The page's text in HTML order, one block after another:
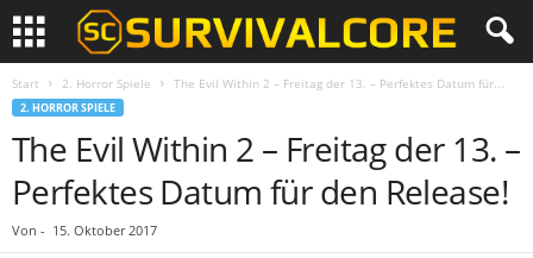
Start 2. Horror Spiele The Evil Within 2 – Freitag der 13. – Perfektes Datum für...
2. HORROR SPIELE
The Evil Within 2 – Freitag der 13. –
Perfektes Datum für den Release!
Von - 15. Oktober 2017